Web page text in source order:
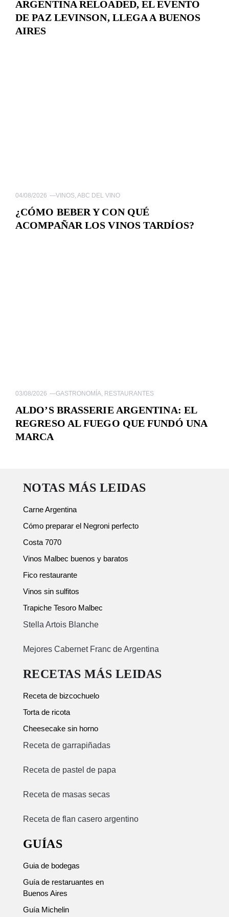
ARGENTINA RELOADED, EL EVENTO
DE PAZ LEVINSON, LLEGA A BUENOS
AIRES
04/08/2026 —VINOS, ABC DEL VINO
¿CÓMO BEBER Y CON QUÉ
ACOMPAÑAR LOS VINOS TARDÍOS?
03/08/2026 —GASTRONOMÍA, RESTAURANTES
ALDO’S BRASSERIE ARGENTINA: EL
REGRESO AL FUEGO QUE FUNDÓ UNA
MARCA
NOTAS MÁS LEIDAS
Carne Argentina
Cómo preparar el Negroni perfecto
Costa 7070
Vinos Malbec buenos y baratos
Fico restaurante
Vinos sin sulfitos
Trapiche Tesoro Malbec
Stella Artois Blanche
Mejores Cabernet Franc de Argentina
RECETAS MÁS LEIDAS
Receta de bizcochuelo
Torta de ricota
Cheesecake sin horno
Receta de garrapiñadas
Receta de pastel de papa
Receta de masas secas
Receta de flan casero argentino
GUÍAS
Guia de bodegas
Guía de restaruantes en
Buenos Aires
Guía Michelin